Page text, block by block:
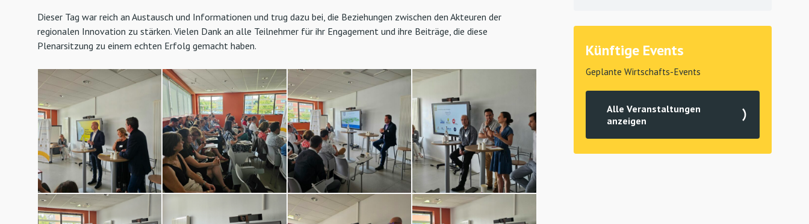
Dieser Tag war reich an Austausch und Informationen und trug dazu bei, die Beziehungen zwischen den Akteuren der
regionalen Innovation zu stärken. Vielen Dank an alle Teilnehmer für ihr Engagement und ihre Beiträge, die diese
Plenarsitzung zu einem echten Erfolg gemacht haben.
Künftige Events
Geplante Wirtschafts-Events
Alle Veranstaltungen
anzeigen